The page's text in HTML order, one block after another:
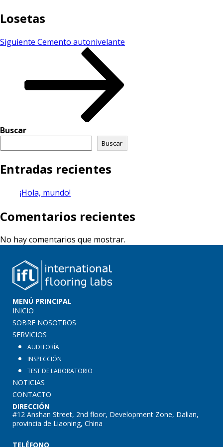
Losetas
Siguiente Cemento autonivelante
Buscar
Buscar
Entradas recientes
¡Hola, mundo!
Comentarios recientes
No hay comentarios que mostrar.
MENÚ PRINCIPAL
INICIO
SOBRE NOSOTROS
SERVICIOS
AUDITORÍA
INSPECCIÓN
TEST DE LABORATORIO
NOTICIAS
CONTACTO
DIRECCIÓN
#12 Anshan Street, 2nd floor, Development Zone, Dalian,
provincia de Liaoning, China
TELÉFONO